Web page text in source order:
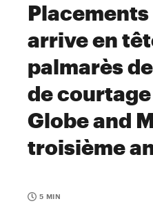
arrive en
palmarès
de
Globe and
troisième
5 MIN